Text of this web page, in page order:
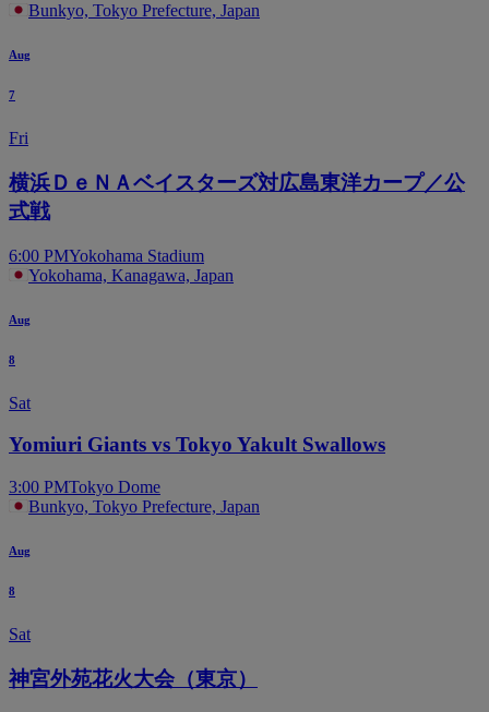
Bunkyo, Tokyo Prefecture, Japan
Aug
7
Fri
横浜ＤｅＮＡベイスターズ対広島東洋カープ／公
式戦
6:00 PMYokohama Stadium
Yokohama, Kanagawa, Japan
Aug
8
Sat
Yomiuri Giants vs Tokyo Yakult Swallows
3:00 PMTokyo Dome
Bunkyo, Tokyo Prefecture, Japan
Aug
8
Sat
神宮外苑花火大会（東京）